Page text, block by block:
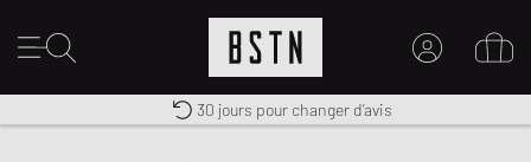
MON COMPTE
Livraison gratuite dès 100€
Premium Sportswear
30 jours pour changer d’avis